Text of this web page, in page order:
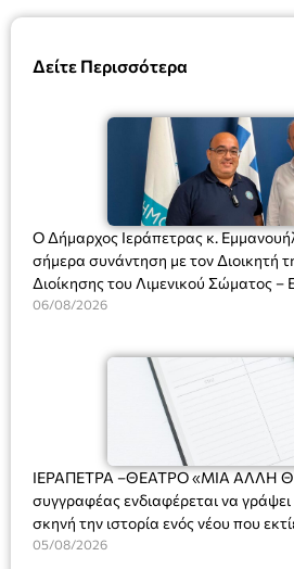
Δείτε Περισσότερα
Ο Δήμαρχος Ιεράπετρας κ.
σήμερα συνάντηση με τον Διοικητή
Διοίκησης του Λιμενικού Σώματος –
Ακτοφυλακής (Λ.Σ.-ΕΛ.ΑΚΤ.),
06/08/2026
ΙΕΡΑΠΕΤΡΑ –ΘΕΑΤΡΟ «ΜΙΑ ΑΛΛΗ
συγγραφέας ενδιαφέρεται να
σκηνή την ιστορία ενός νέου που
κάθειρξης για πατροκτονία. Ένα
05/08/2026